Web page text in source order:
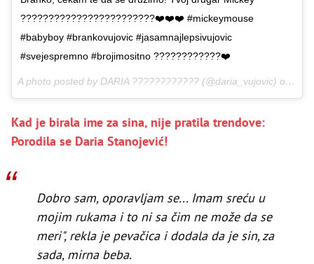
????????????????????????❤️❤️❤️ #mickeymouse
#babyboy #brankovujovic #jasamnajlepsivujovic
#svejespremno #brojimositno ????????????❤️
A photo posted by DARIA ???????????? (@daria_vujovic) on
Kad je birala ime za sina, nije pratila trendove:
Porodila se Daria Stanojević!
Dobro sam, oporavljam se... Imam sreću u
mojim rukama i to ni sa čim ne može da se
meri", rekla je pevačica i dodala da je sin, za
sada, mirna beba.